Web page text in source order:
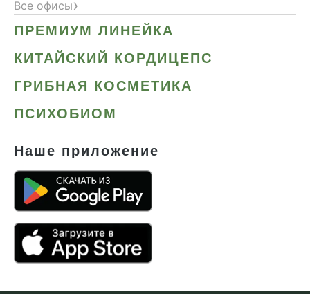
Все офисы›
ПРЕМИУМ ЛИНЕЙКА
КИТАЙСКИЙ КОРДИЦЕПС
ГРИБНАЯ КОСМЕТИКА
ПСИХОБИОМ
Наше приложение